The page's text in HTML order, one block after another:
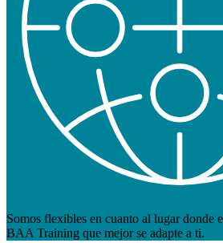
Somos flexibles en cuanto al lugar donde
BAA Training que mejor se adapte a ti.